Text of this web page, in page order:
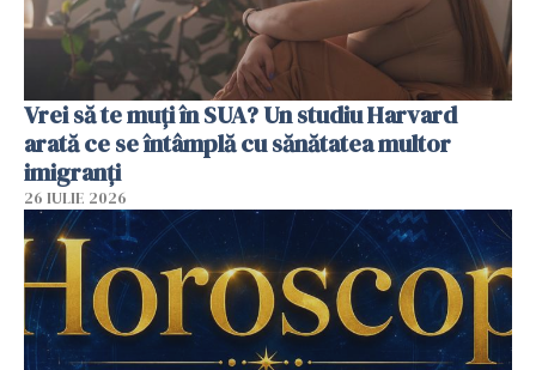
Vrei să te muți în SUA? Un studiu Harvard
arată ce se întâmplă cu sănătatea multor
imigranți
26 IULIE 2026